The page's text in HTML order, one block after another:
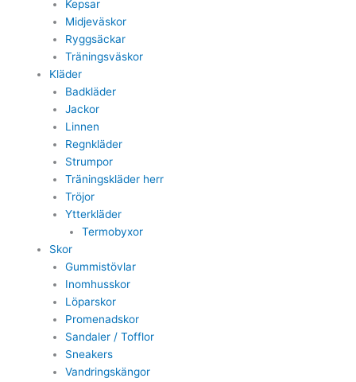
Kepsar
Midjeväskor
Ryggsäckar
Träningsväskor
Kläder
Badkläder
Jackor
Linnen
Regnkläder
Strumpor
Träningskläder herr
Tröjor
Ytterkläder
Termobyxor
Skor
Gummistövlar
Inomhusskor
Löparskor
Promenadskor
Sandaler / Tofflor
Sneakers
Vandringskängor